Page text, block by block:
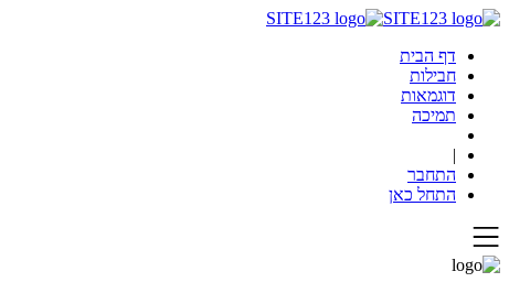
דף הבית
חבילות
דוגמאות
תמיכה
|
התחבר
התחל כאן